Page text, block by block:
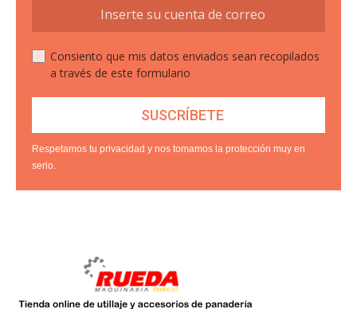
Consiento que mis datos enviados sean recopilados
a través de este formulario
Respetamos tu privacidad y nos tomamos la protección muy en
serio.